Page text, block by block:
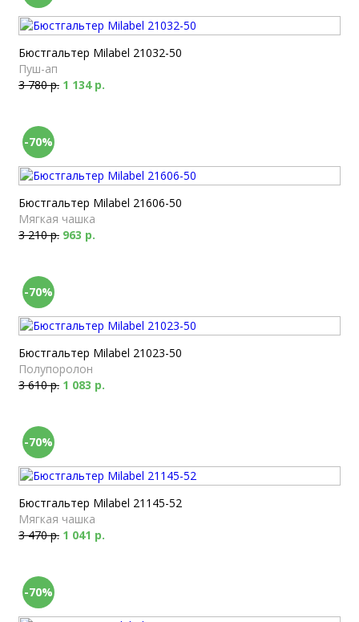
Бюстгальтер Milabel 21032-50
Пуш-ап
3 780 р. 1 134 р.
-70%
Бюстгальтер Milabel 21606-50
Мягкая чашка
3 210 р. 963 р.
-70%
Бюстгальтер Milabel 21023-50
Полупоролон
3 610 р. 1 083 р.
-70%
Бюстгальтер Milabel 21145-52
Мягкая чашка
3 470 р. 1 041 р.
-70%